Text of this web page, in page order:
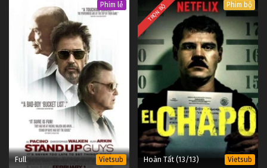
Phim lẻ
Full Vietsub
TRỌN BỘ Phim bộ
Hoàn Tất (13/13) Vietsub